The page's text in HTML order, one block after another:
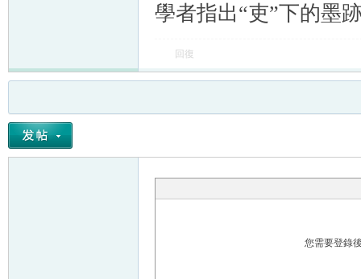
學者指出“吏”下的墨
回復
您需要登錄